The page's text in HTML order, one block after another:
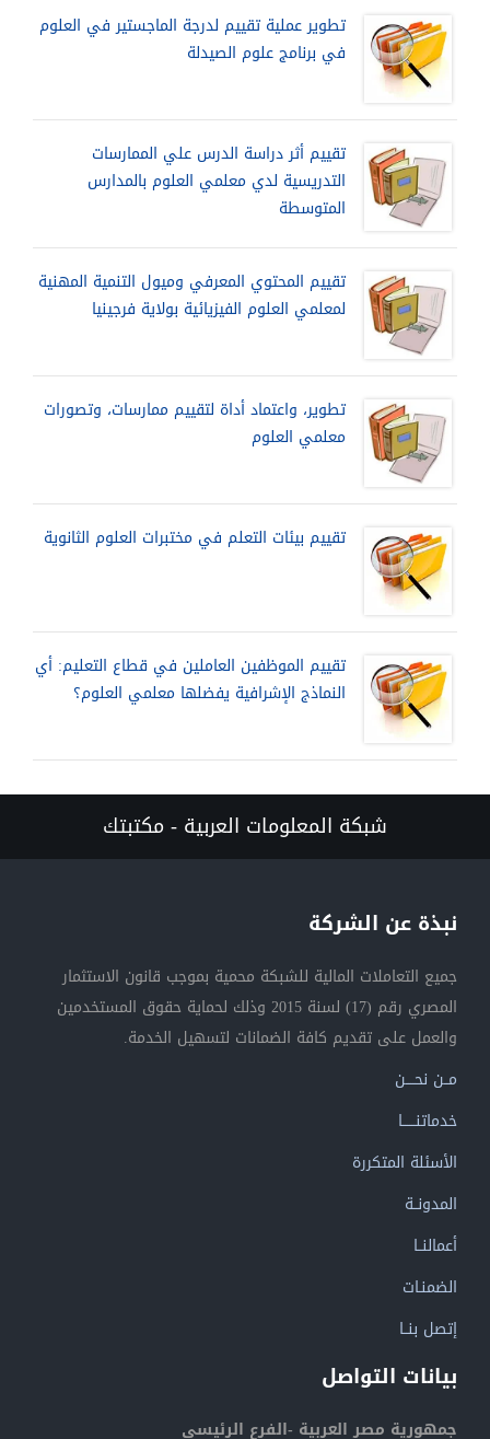
تطوير عملية تقييم لدرجة الماجستير في العلوم
في برنامج علوم الصيدلة
تقييم أثر دراسة الدرس علي الممارسات
التدريسية لدي معلمي العلوم بالمدارس
المتوسطة
تقييم المحتوي المعرفي وميول التنمية المهنية
لمعلمي العلوم الفيزيائية بولاية فرجينيا
تطوير، واعتماد أداة لتقييم ممارسات، وتصورات
معلمي العلوم
تقييم بيئات التعلم في مختبرات العلوم الثانوية
تقييم الموظفين العاملين في قطاع التعليم: أي
النماذج الإشرافية يفضلها معلمي العلوم؟
شبكة المعلومات العربية - مكتبتك
نبذة عن الشركة
جميع التعاملات المالية للشبكة محمية بموجب قانون الاستثمار
المصري رقم (17) لسنة 2015 وذلك لحماية حقوق المستخدمين
والعمل على تقديم كافة الضمانات لتسهيل الخدمة.
مــن نحــــن
خدماتنــــــا
الأسئلة المتكررة
المدونــة
أعمالنــا
الضمنـات
إتصل بنــا
بيانات التواصل
جمهورية مصر العربية -الفرع الرئيسي